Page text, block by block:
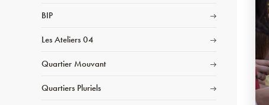
BIP
Les Ateliers 04
Quartier Mouvant
Quartiers Pluriels